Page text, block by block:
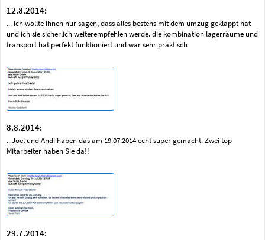
12.8.2014:
... ich wollte ihnen nur sagen, dass alles bestens mit dem umzug geklappt hat
und ich sie sicherlich weiterempfehlen werde. die kombination lagerräume und
transport hat perfekt funktioniert und war sehr praktisch
8.8.2014:
...Joel und Andi haben das am 19.07.2014 echt super gemacht. Zwei top
Mitarbeiter haben Sie da!!
29.7.2014: